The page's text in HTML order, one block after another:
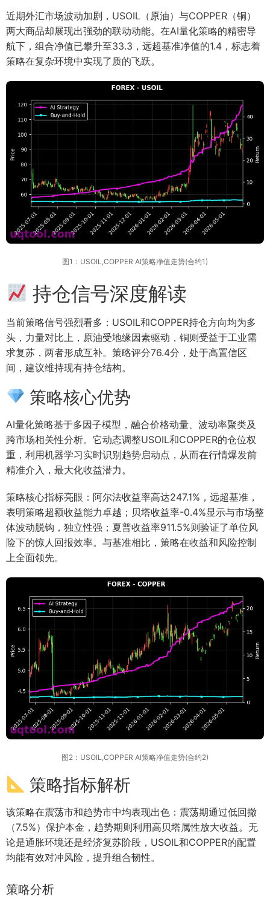
近期外汇市场波动加剧，USOIL（原油）与COPPER（铜）
两大商品却展现出强劲的联动动能。在AI量化策略的精密导
航下，组合净值已攀升至33.3，远超基准净值的1.4，标志着
策略在复杂环境中实现了质的飞跃。
图1：USOIL,COPPER AI策略净值走势(合约1)
持仓信号深度解读
当前策略信号强烈看多：USOIL和COPPER持仓方向均为多
头，力量对比上，原油受地缘因素驱动，铜则受益于工业需
求复苏，两者形成互补。策略评分76.4分，处于高置信区
间，建议维持现有持仓结构。
策略核心优势
AI量化策略基于多因子模型，融合价格动量、波动率聚类及
跨市场相关性分析。它动态调整USOIL和COPPER的仓位权
重，利用机器学习实时识别趋势启动点，从而在行情爆发前
精准介入，最大化收益潜力。
策略核心指标亮眼：阿尔法收益率高达247.1%，远超基准，
表明策略超额收益能力卓越；贝塔收益率-0.4%显示与市场整
体波动脱钩，独立性强；夏普收益率911.5%则验证了单位风
险下的惊人回报效率。与基准相比，策略在收益和风险控制
上全面领先。
图2：USOIL,COPPER AI策略净值走势(合约2)
策略指标解析
该策略在震荡市和趋势市中均表现出色：震荡期通过低回撤
（7.5%）保护本金，趋势期则利用高贝塔属性放大收益。无
论是通胀环境还是经济复苏阶段，USOIL和COPPER的配置
均能有效对冲风险，提升组合韧性。
策略分析